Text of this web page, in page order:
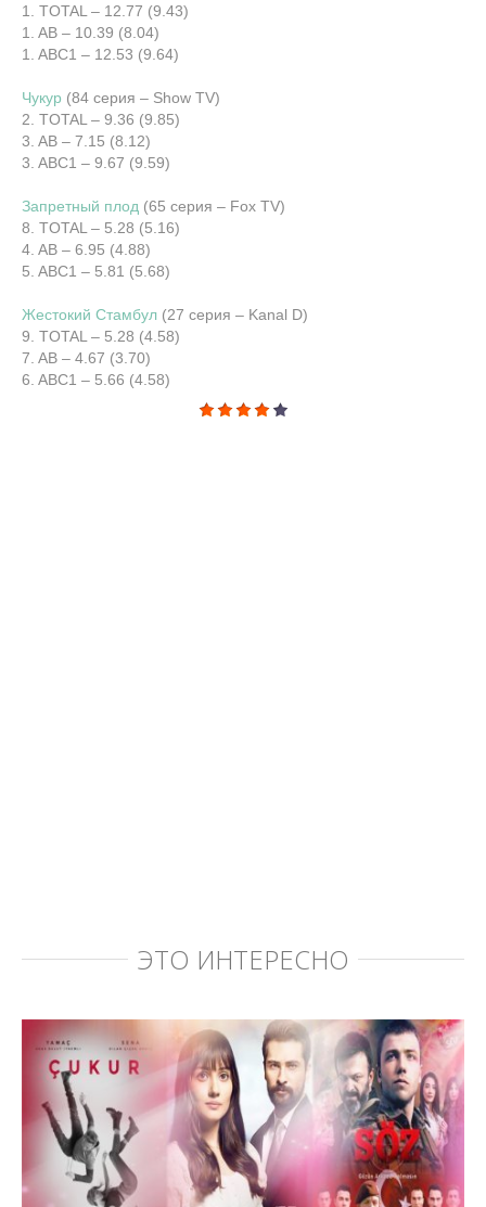
1. TOTAL – 12.77 (9.43)
1. AB – 10.39 (8.04)
1. ABC1 – 12.53 (9.64)
Чукур (84 серия – Show TV)
2. TOTAL – 9.36 (9.85)
3. AB – 7.15 (8.12)
3. ABC1 – 9.67 (9.59)
Запретный плод (65 серия – Fox TV)
8. TOTAL – 5.28 (5.16)
4. AB – 6.95 (4.88)
5. ABC1 – 5.81 (5.68)
Жестокий Стамбул (27 серия – Kanal D)
9. TOTAL – 5.28 (4.58)
7. AB – 4.67 (3.70)
6. ABC1 – 5.66 (4.58)
ЭТО ИНТЕРЕСНО